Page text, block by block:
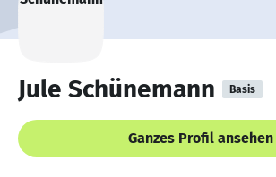
Jule Schünemann Basis
Ganzes Profil ansehen